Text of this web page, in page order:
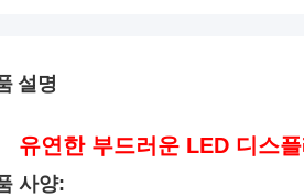
설명
유연한 부드러운 LED 디스
사양: